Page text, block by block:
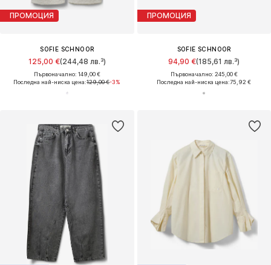
ПРОМОЦИЯ
SOFIE SCHNOOR
125,00 €(244,48 лв.³)
Първоначално: 149,00 €
Последна най-ниска цена:129,00 €-3%
ПРОМОЦИЯ
SOFIE SCHNOOR
94,90 €(185,61 лв.³)
Първоначално: 245,00 €
Последна най-ниска цена:75,92 €